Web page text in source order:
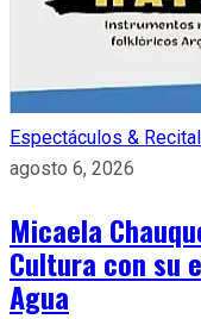
Espectáculos &
agosto 6, 2026
Micaela
Cultura con su
Agua